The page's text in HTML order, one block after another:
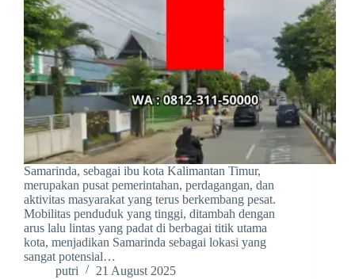
Samarinda, sebagai ibu kota Kalimantan Timur,
merupakan pusat pemerintahan, perdagangan, dan
aktivitas masyarakat yang terus berkembang pesat.
Mobilitas penduduk yang tinggi, ditambah dengan
arus lalu lintas yang padat di berbagai titik utama
kota, menjadikan Samarinda sebagai lokasi yang
sangat potensial…
putri
21 August 2025